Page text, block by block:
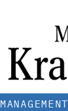
MANAGEMENT